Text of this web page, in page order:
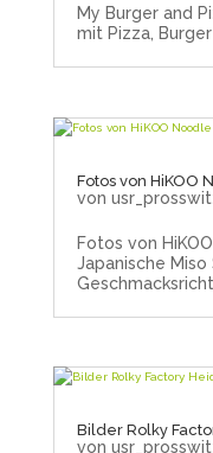
My Burger and
mit Pizza,
Fotos von HiKOO
von
Fotos von
Japanische
Bilder Rolky
von